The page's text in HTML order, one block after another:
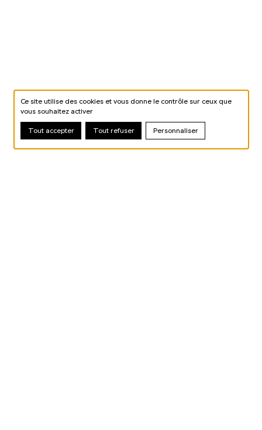
Ce site utilise des cookies et vous donne le contrôle sur ceux que
vous souhaitez activer
Tout accepter Tout refuser Personnaliser